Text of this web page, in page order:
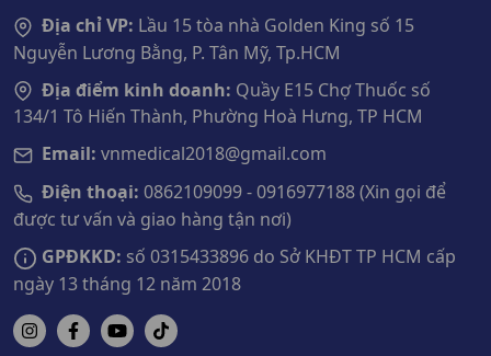
Địa chỉ VP: Lầu 15 tòa nhà Golden King số 15
Nguyễn Lương Bằng, P. Tân Mỹ, Tp.HCM
Địa điểm kinh doanh: Quầy E15 Chợ Thuốc số
134/1 Tô Hiến Thành, Phường Hoà Hưng, TP HCM
Email: vnmedical2018@gmail.com
Điện thoại: 0862109099 - 0916977188 (Xin gọi để
được tư vấn và giao hàng tận nơi)
GPĐKKD: số 0315433896 do Sở KHĐT TP HCM cấp
ngày 13 tháng 12 năm 2018